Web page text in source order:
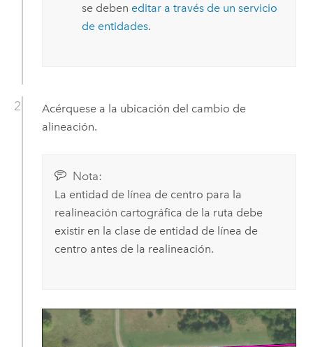
se deben editar a través de un servicio
de entidades.
Acérquese a la ubicación del cambio de
alineación.
Nota:
La entidad de línea de centro para la
realineación cartográfica de la ruta debe
existir en la clase de entidad de línea de
centro antes de la realineación.